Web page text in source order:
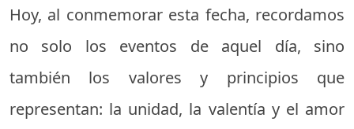
Hoy, al conmemorar esta fecha, recordamos
no solo los eventos de aquel día, sino
también los valores y principios que
representan: la unidad, la valentía y el amor